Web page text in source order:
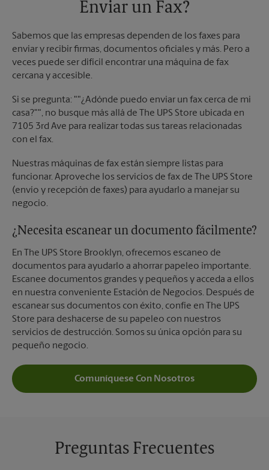
Enviar un Fax?
Sabemos que las empresas dependen de los faxes para
enviar y recibir firmas, documentos oficiales y más. Pero a
veces puede ser difícil encontrar una máquina de fax
cercana y accesible.
Si se pregunta: ""¿Adónde puedo enviar un fax cerca de mi
casa?"", no busque más allá de The UPS Store ubicada en
7105 3rd Ave para realizar todas sus tareas relacionadas
con el fax.
Nuestras máquinas de fax están siempre listas para
funcionar. Aproveche los servicios de fax de The UPS Store
(envío y recepción de faxes) para ayudarlo a manejar su
negocio.
¿Necesita escanear un documento fácilmente?
En The UPS Store Brooklyn, ofrecemos escaneo de
documentos para ayudarlo a ahorrar papeleo importante.
Escanee documentos grandes y pequeños y acceda a ellos
en nuestra conveniente Estación de Negocios. Después de
escanear sus documentos con éxito, confíe en The UPS
Store para deshacerse de su papeleo con nuestros
servicios de destrucción. Somos su única opción para su
pequeño negocio.
Comuníquese Con Nosotros
Preguntas Frecuentes